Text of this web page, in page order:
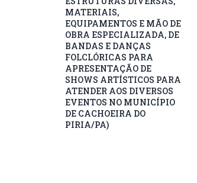
MATERIAIS,
EQUIPAMENTOS E MÃO DE
OBRA ESPECIALIZADA, DE
BANDAS E DANÇAS
FOLCLÓRICAS PARA
APRESENTAÇÃO DE
SHOWS ARTÍSTICOS PARA
ATENDER AOS DIVERSOS
EVENTOS NO MUNICÍPIO
DE CACHOEIRA DO
PIRIA/PA)